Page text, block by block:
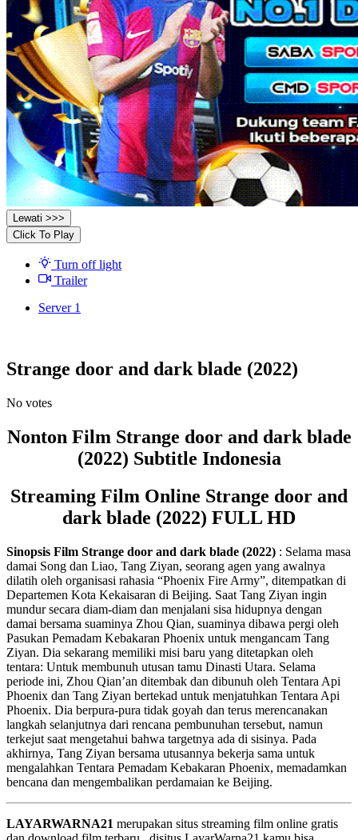
Lewati >>>
Click To Play
Turn off light
Trailer
Server 1
Strange door and dark blade (2022)
No votes
Nonton Film Strange door and dark blade
(2022) Subtitle Indonesia
Streaming Film Online Strange door and
dark blade (2022) FULL HD
Sinopsis Film Strange door and dark blade (2022) : Selama masa
damai Song dan Liao, Tang Ziyan, seorang agen yang awalnya
dilatih oleh organisasi rahasia “Phoenix Fire Army”, ditempatkan di
Departemen Kota Kekaisaran di Beijing. Saat Tang Ziyan ingin
mundur secara diam-diam dan menjalani sisa hidupnya dengan
damai bersama suaminya Zhou Qian, suaminya dibawa pergi oleh
Pasukan Pemadam Kebakaran Phoenix untuk mengancam Tang
Ziyan. Dia sekarang memiliki misi baru yang ditetapkan oleh
tentara: Untuk membunuh utusan tamu Dinasti Utara. Selama
periode ini, Zhou Qian’an ditembak dan dibunuh oleh Tentara Api
Phoenix dan Tang Ziyan bertekad untuk menjatuhkan Tentara Api
Phoenix. Dia berpura-pura tidak goyah dan terus merencanakan
langkah selanjutnya dari rencana pembunuhan tersebut, namun
terkejut saat mengetahui bahwa targetnya ada di sisinya. Pada
akhirnya, Tang Ziyan bersama utusannya bekerja sama untuk
mengalahkan Tentara Pemadam Kebakaran Phoenix, memadamkan
bencana dan mengembalikan perdamaian ke Beijing.
LAYARWARNA21 merupakan situs streaming film online gratis